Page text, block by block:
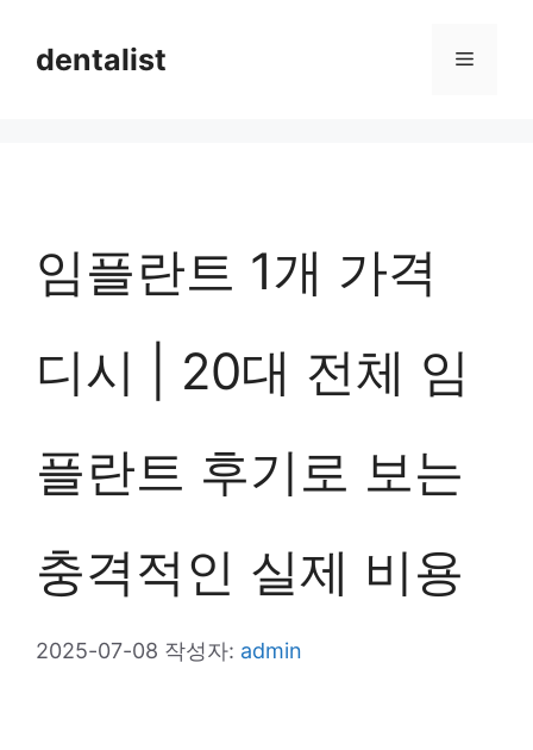
dentalist 메
임플란트 1개 가격
디시 | 20대 전체 임
플란트 후기로 보는
충격적인 실제 비용
2025-07-08 작성자: admin